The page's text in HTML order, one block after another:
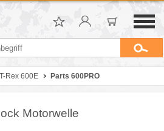
T-Rex 600E Parts 600PRO
Motorwelle